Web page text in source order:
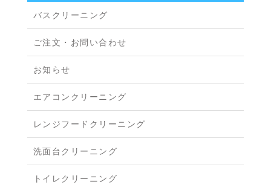
バスクリーニング
ご注文・お問い合わせ
お知らせ
エアコンクリーニング
レンジフードクリーニング
洗面台クリーニング
トイレクリーニング